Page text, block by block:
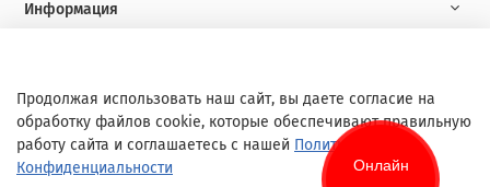
Информация
Продолжая использовать наш сайт, вы даете согласие на
обработку файлов cookie, которые обеспечивают правильную
работу сайта и соглашаетесь с нашей Политикой
Конфиденциальности
Онлайн